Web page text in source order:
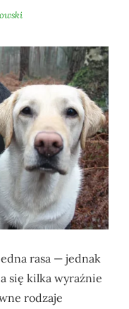
rasa — jednak
się kilka wyraźnie
rodzaje